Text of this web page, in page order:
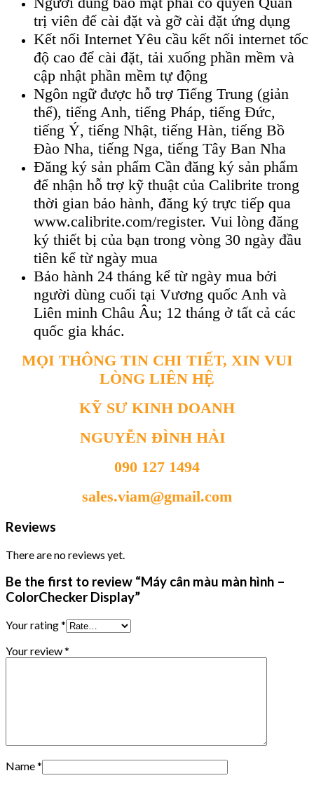
trị viên để cài đặt và gỡ cài đặt ứng dụng
Kết nối Internet Yêu cầu kết nối internet tốc
độ cao để cài đặt, tải xuống phần mềm và
cập nhật phần mềm tự động
Ngôn ngữ được hỗ trợ Tiếng Trung (giản
thể), tiếng Anh, tiếng Pháp, tiếng Đức,
tiếng Ý, tiếng Nhật, tiếng Hàn, tiếng Bồ
Đào Nha, tiếng Nga, tiếng Tây Ban Nha
Đăng ký sản phẩm Cần đăng ký sản phẩm
để nhận hỗ trợ kỹ thuật của Calibrite trong
thời gian bảo hành, đăng ký trực tiếp qua
www.calibrite.com/register. Vui lòng đăng
ký thiết bị của bạn trong vòng 30 ngày đầu
tiên kể từ ngày mua
Bảo hành 24 tháng kể từ ngày mua bởi
người dùng cuối tại Vương quốc Anh và
Liên minh Châu Âu; 12 tháng ở tất cả các
quốc gia khác.
MỌI THÔNG TIN CHI TIẾT, XIN VUI
LÒNG LIÊN HỆ
KỸ SƯ KINH DOANH
NGUYỄN ĐÌNH HẢI
090 127 1494
sales.viam@gmail.com
Reviews
There are no reviews yet.
Be the first to review “Máy cân màu màn hình –
ColorChecker Display”
Your rating*
Your review*
Name*